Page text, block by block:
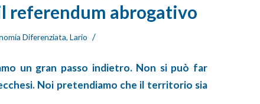
referendum abrogativo
Diferenziata, Lario /
un gran passo indietro. Non si può far
Noi pretendiamo che il territorio sia